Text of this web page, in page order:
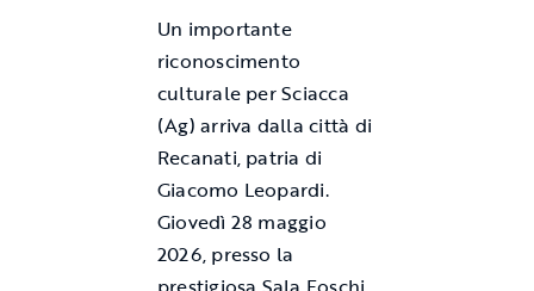
Un importante
riconoscimento
culturale per Sciacca
(Ag) arriva dalla città di
Recanati, patria di
Giacomo Leopardi.
Giovedì 28 maggio
2026, presso la